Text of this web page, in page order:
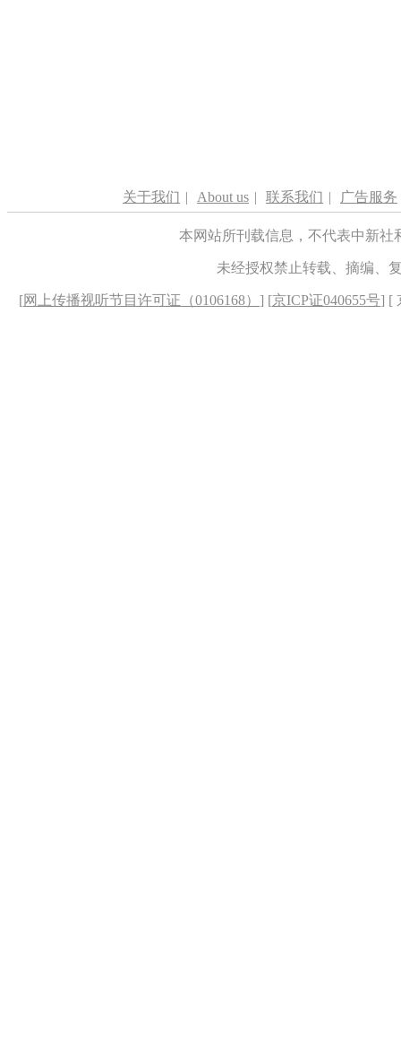
关于我们 | About us | 联系我们 | 广告服务
本网站所刊载信息，不代表中新
未经授权禁止转载、摘编、
[网上传播视听节目许可证（0106168） ] [京ICP证040655号] [